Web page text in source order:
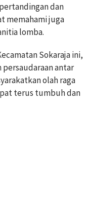
dan
memahami juga
lomba.
Sokaraja ini,
antar
olah raga
terus tumbuh dan